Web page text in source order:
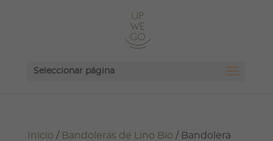
Seleccionar página
Inicio / Bandoleras de Lino Bio / Bandolera